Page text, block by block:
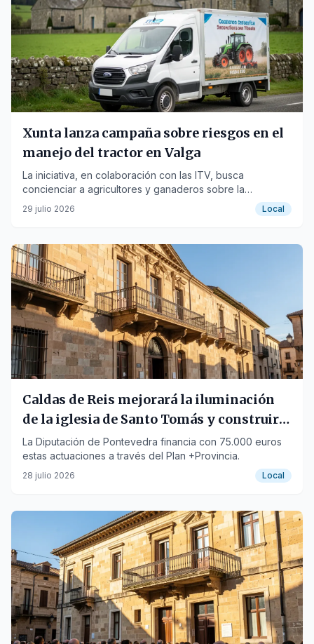
Xunta lanza campaña sobre riesgos en el
manejo del tractor en Valga
La iniciativa, en colaboración con las ITV, busca
concienciar a agricultores y ganaderos sobre la
seguridad con la maquinaria agrícola.
29 julio 2026 Local
Caldas de Reis mejorará la iluminación
de la iglesia de Santo Tomás y construirá
una pasarela
La Diputación de Pontevedra financia con 75.000 euros
estas actuaciones a través del Plan +Provincia.
28 julio 2026 Local